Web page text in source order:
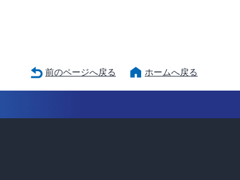
前のページへ戻る ホームへ戻る